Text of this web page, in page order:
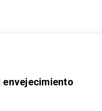
envejecimiento